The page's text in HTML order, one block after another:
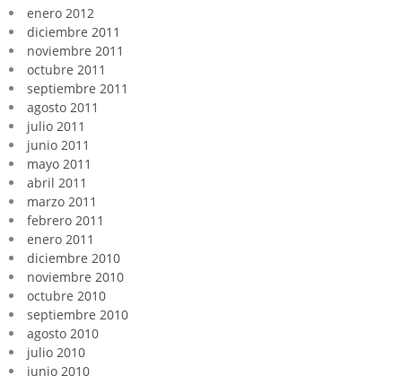
enero 2012
diciembre 2011
noviembre 2011
octubre 2011
septiembre 2011
agosto 2011
julio 2011
junio 2011
mayo 2011
abril 2011
marzo 2011
febrero 2011
enero 2011
diciembre 2010
noviembre 2010
octubre 2010
septiembre 2010
agosto 2010
julio 2010
junio 2010